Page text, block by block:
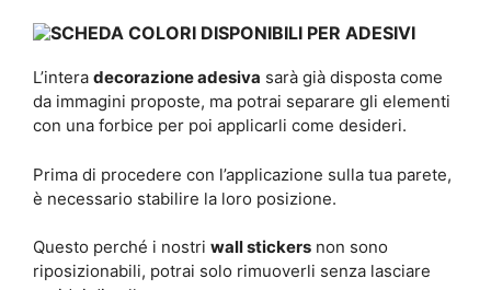
L’intera decorazione adesiva sarà già disposta come
da immagini proposte, ma potrai separare gli elementi
con una forbice per poi applicarli come desideri.
Prima di procedere con l’applicazione sulla tua parete,
è necessario stabilire la loro posizione.
Questo perché i nostri wall stickers non sono
riposizionabili, potrai solo rimuoverli senza lasciare